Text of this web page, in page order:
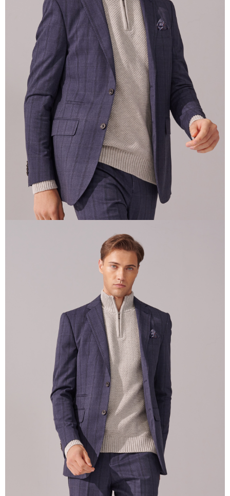
二、付款限制
1. 初次使用 AFTEE 時，將依認證結果及本公司審查結果，核予每個人不同
之上限額度
2. 結帳金額須大於NT$30
3. 目前僅支援台灣會員
三、聲明條款
「AFTEE先享後付」(下稱本服務)乃由恩沛科技股份有限公司(下稱 AFTEE )
所提供，並由 AFTEE 向您收取款項。因使用本服務所須提供之個人資料(包
含但不限於訂購人姓名、電話，收件人姓名、電話、收件地址)，將交付予
AFTEE 於本服務必要服務範圍內運用。關於 AFTEE 對於個人資料之蒐集、
處理、利用，詳參 AFTEE 官網之『個人資料蒐集、處理及利用告知聲明』
https://aftee.tw/privacypolicy/ ）。
若款項超過繳費期限，將根據當次的金額加收年利率 16% 的逾期滯納金。
未成年的使用者，請事先徵得法定代理人或監護人之同意方可使用
AFTEE。
若您對於個人資料之處理、利用有任何疑問，或欲行使相關法律權利，請聯
繫恩沛科技股份有限公司。若您不同意我們將上開所示之個人資料，連同必
要之購買訂單資訊提供予 AFTEE ，或讓 AFTEE 蒐集處理利用您的個人資
料，請勿選用本服務。